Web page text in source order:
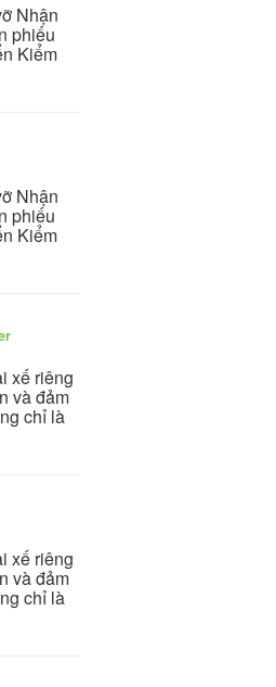
Nhận
phiếu
Kiểm
Nhận
phiếu
Kiểm
xế riêng
và đảm
chỉ là
xế riêng
và đảm
chỉ là